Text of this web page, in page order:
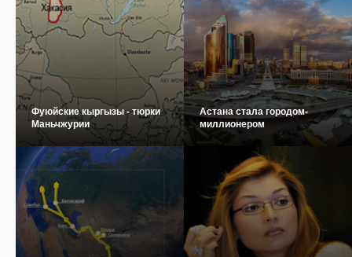
Фуюйские кыргызы - тюрки
Маньчжурии
Астана стала городом-
миллионером